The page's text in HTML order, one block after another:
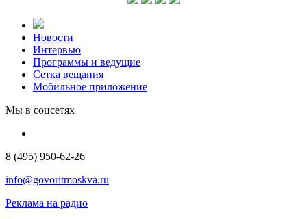
Новости
Интервью
Программы и ведущие
Сетка вещания
Мобильное приложение
Мы в соцсетях
8 (495) 950-62-26
info@govoritmoskva.ru
Реклама на радио